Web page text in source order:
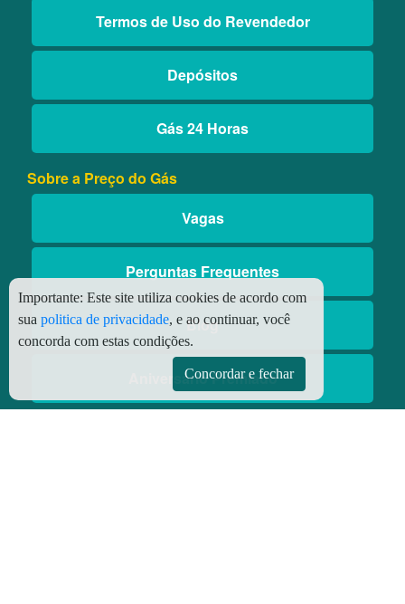
Termos de Uso do Revendedor
Depósitos
Gás 24 Horas
Sobre a Preço do Gás
Vagas
Perguntas Frequentes
Blog
Aniversário Premiado
Importante: Este site utiliza cookies de acordo com
sua politica de privacidade, e ao continuar, você
concorda com estas condições.
Concordar e fechar